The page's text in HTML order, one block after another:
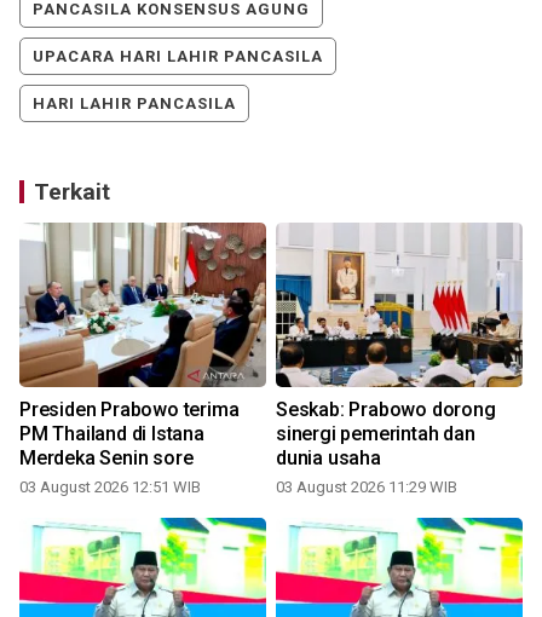
PANCASILA KONSENSUS AGUNG
UPACARA HARI LAHIR PANCASILA
HARI LAHIR PANCASILA
Terkait
Presiden Prabowo terima
PM Thailand di Istana
Merdeka Senin sore
03 August 2026 12:51 WIB
Seskab: Prabowo dorong
sinergi pemerintah dan
dunia usaha
03 August 2026 11:29 WIB